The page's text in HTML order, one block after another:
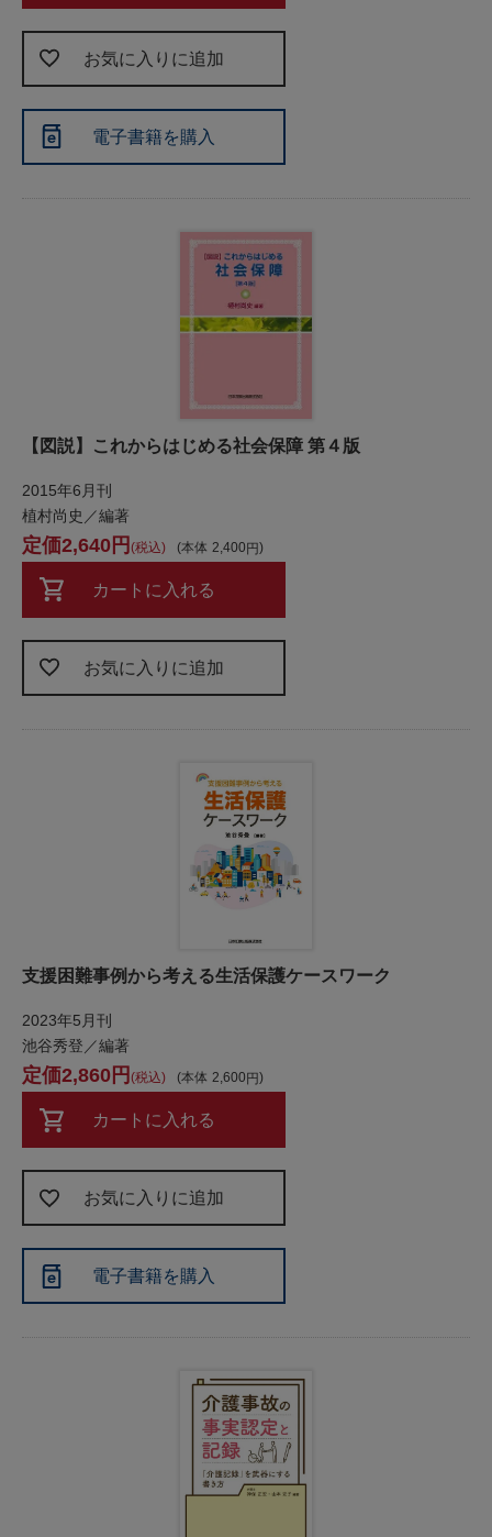
お気に入りに追加
電子書籍を購入
【図説】これからはじめる社会保障 第４版
2015年6月刊
植村尚史／編著
本体 2,400
2,640 税込
カートに入れる
お気に入りに追加
支援困難事例から考える生活保護ケースワーク
2023年5月刊
池谷秀登／編著
本体 2,600
2,860 税込
カートに入れる
お気に入りに追加
電子書籍を購入